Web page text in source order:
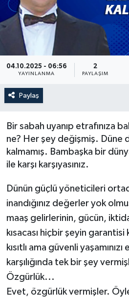
04.10.2025 - 06:56
YAYINLANMA
2
PAYLAŞIM
Paylaş
Bir sabah uyanıp etrafınıza
ne? Her şey değişmiş. Düne
kalmamış. Bambaşka bir
ile karşı karşıyasınız.
Dünün güçlü yöneticileri
inandığınız değerler yok
maaş gelirlerinin, gücün,
kısacası hiçbir şeyin garantisi
kısıtlı ama güvenli
karşılığında tek bir şey
Özgürlük...
Evet, özgürlük vermişler.
Güncel
Kültür & Sanat
Magazin
Resmi İlan
Siyaset
Spor